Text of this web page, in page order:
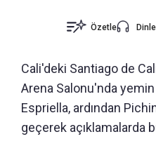
Özetle Dinle
Cali'deki Santiago de
Arena Salonu'nda
Espriella, ardından
geçerek açıklamalarda